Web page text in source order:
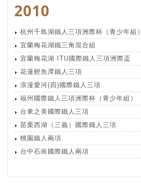
2010
杭州千島湖鐵人三項洲際杯（青少年組）
宜蘭梅花湖鐵三角混合組
宜蘭梅花湖 ITU國際鐵人三項洲際盃
花蓮鯉魚潭鐵人三項
浪漫愛河(四)國際鐵人三項
福州國際鐵人三項洲際杯（青少年組）
台東之美國際鐵人三項
苗栗西湖（三義）國際鐵人三項
桃園鐵人兩項
台中石崗國際鐵人兩項